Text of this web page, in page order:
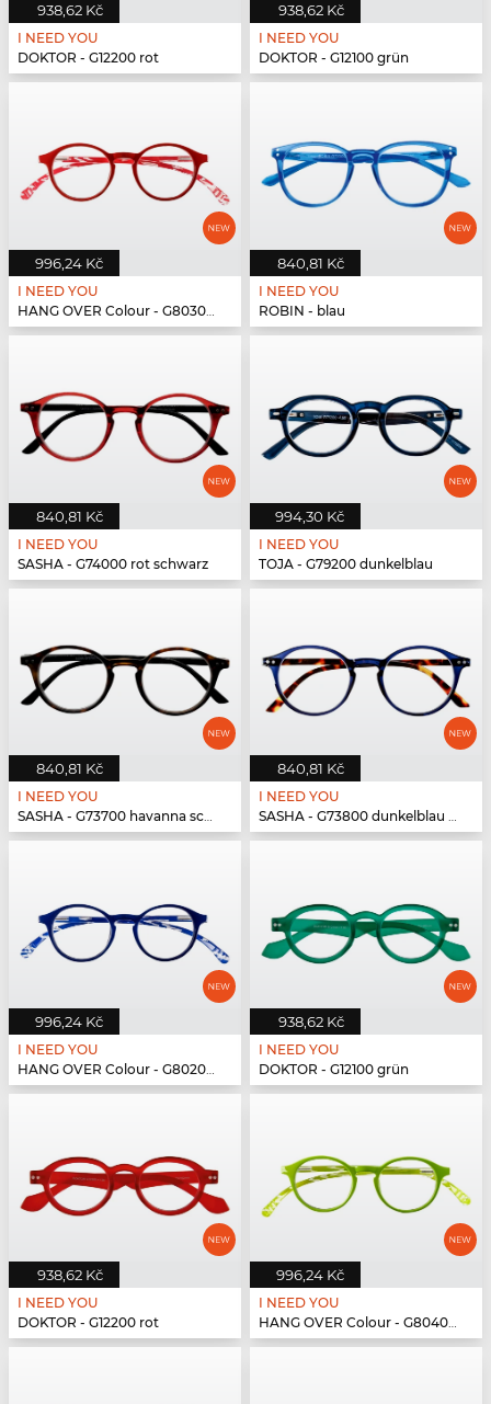
938,62 Kč
I NEED YOU
DOKTOR - G12200 rot
938,62 Kč
I NEED YOU
DOKTOR - G12100 grün
996,24 Kč
I NEED YOU
HANG OVER Colour - G80300 rot
840,81 Kč
I NEED YOU
ROBIN - blau
840,81 Kč
I NEED YOU
SASHA - G74000 rot schwarz
994,30 Kč
I NEED YOU
TOJA - G79200 dunkelblau
840,81 Kč
I NEED YOU
SASHA - G73700 havanna schwarz
840,81 Kč
I NEED YOU
SASHA - G73800 dunkelblau havanna
996,24 Kč
I NEED YOU
HANG OVER Colour - G80200 blau
938,62 Kč
I NEED YOU
DOKTOR - G12100 grün
938,62 Kč
I NEED YOU
DOKTOR - G12200 rot
996,24 Kč
I NEED YOU
HANG OVER Colour - G80400 grün